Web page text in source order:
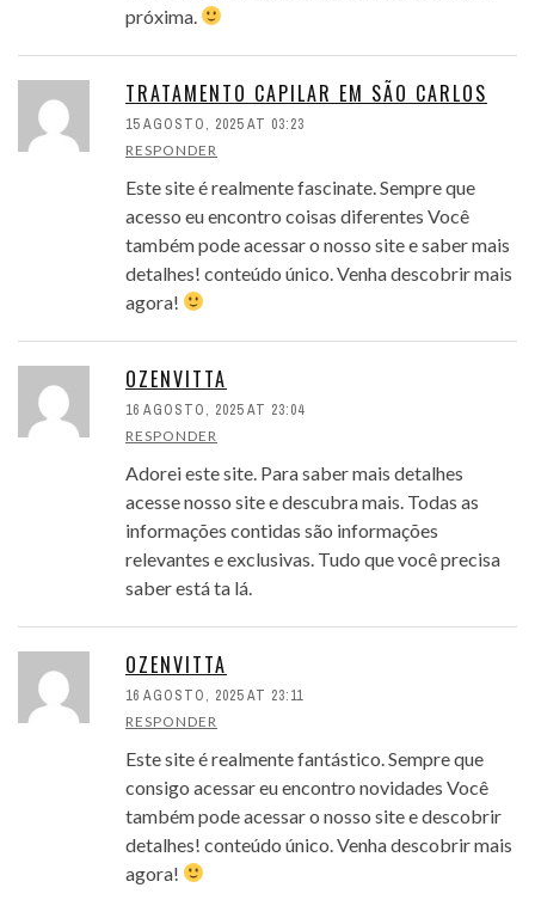
próxima.
TRATAMENTO CAPILAR EM SÃO CARLOS
15 AGOSTO, 2025 AT 03:23
RESPONDER
Este site é realmente fascinate. Sempre que
acesso eu encontro coisas diferentes Você
também pode acessar o nosso site e saber mais
detalhes! conteúdo único. Venha descobrir mais
agora!
OZENVITTA
16 AGOSTO, 2025 AT 23:04
RESPONDER
Adorei este site. Para saber mais detalhes
acesse nosso site e descubra mais. Todas as
informações contidas são informações
relevantes e exclusivas. Tudo que você precisa
saber está ta lá.
OZENVITTA
16 AGOSTO, 2025 AT 23:11
RESPONDER
Este site é realmente fantástico. Sempre que
consigo acessar eu encontro novidades Você
também pode acessar o nosso site e descobrir
detalhes! conteúdo único. Venha descobrir mais
agora!